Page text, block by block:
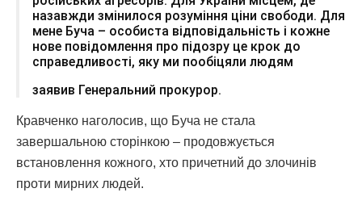
назавжди змінилося розуміння ціни свободи. Для
мене Буча – особиста відповідальність і кожне
нове повідомлення про підозру це крок до
справедливості, яку ми пообіцяли людям
заявив Генеральний прокурор.
Кравченко наголосив, що Буча не стала
завершальною сторінкою – продовжується
встановлення кожного, хто причетний до злочинів
проти мирних людей.